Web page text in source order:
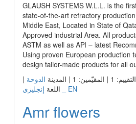
GLAUSH SYSTEMS W.L.L. is the
state-of-the-art refractory
Middle East, Located in State of
Approved industrial Area. All
ASTM as well as API – latest
Using proven European production
design tailor-made products for all
الدوحة |
اللغة إنجليزي _ EN
Amr flowers